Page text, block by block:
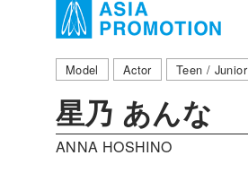
Model Actor Teen / Junior
星乃 あんな
ANNA HOSHINO